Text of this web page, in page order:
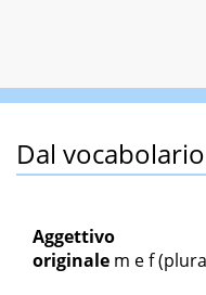
Dal
Aggettivo
originale m ef